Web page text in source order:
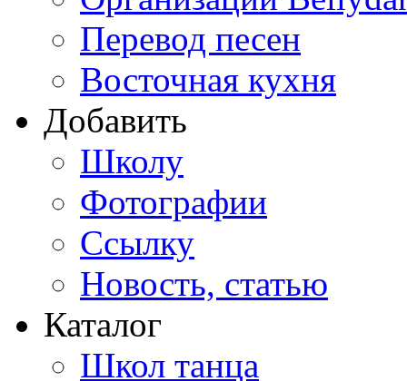
Перевод песен
Восточная кухня
Добавить
Школу
Фотографии
Ссылку
Новость, статью
Каталог
Школ танца